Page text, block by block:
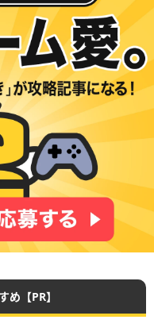
【PR】